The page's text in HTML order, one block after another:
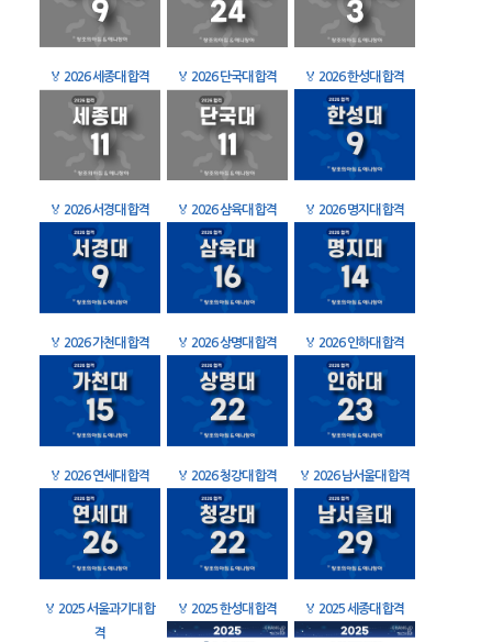
🏅 2026 세종대 합격 🏅 2026 단국대 합격 🏅 2026 한성대 합격
🏅 2026 서경대 합격 🏅 2026 삼육대 합격 🏅 2026 명지대 합격
🏅 2026 가천대 합격 🏅 2026 상명대 합격 🏅 2026 인하대 합격
🏅 2026 연세대 합격 🏅 2026 청강대 합격 🏅 2026 남서울대 합격
🏅 2025 서울과기대 합
격
🏅 2025 한성대 합격 🏅 2025 세종대 합격